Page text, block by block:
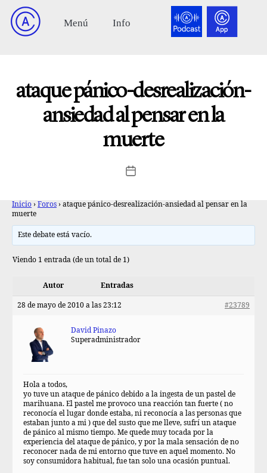
ataque pánico-desrealización-
ansiedad al pensar en la
muerte
Inicio › Foros › ataque pánico-desrealización-ansiedad al pensar en la
muerte
Este debate está vacío.
Viendo 1 entrada (de un total de 1)
Autor Entradas
28 de mayo de 2010 a las 23:12 #23789
David Pinazo
Superadministrador
Hola a todos,
yo tuve un ataque de pánico debido a la ingesta de un pastel de
marihuana. El pastel me provoco una reacción tan fuerte ( no
reconocía el lugar donde estaba, ni reconocía a las personas que
estaban junto a mi ) que del susto que me lleve, sufrí un ataque
de pánico al mismo tiempo. Me quede muy tocada por la
experiencia del ataque de pánico, y por la mala sensación de no
reconocer nada de mi entorno que tuve en aquel momento. No
soy consumidora habitual, fue tan solo una ocasión puntual.